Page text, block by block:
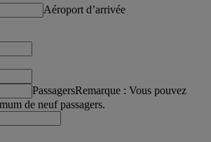
Aéroport d’arrivée
PassagersRemarque : Vous pouvez
de neuf passagers.